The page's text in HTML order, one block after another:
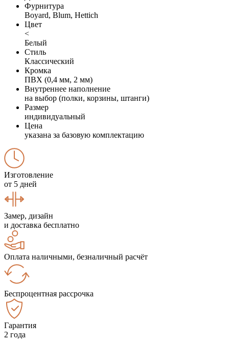
Фурнитура
Boyard, Blum, Hettich
Цвет
<
Белый
Стиль
Классический
Кромка
ПВХ (0,4 мм, 2 мм)
Внутреннее наполнение
на выбор (полки, корзины, штанги)
Размер
индивидуальный
Цена
указана за базовую комплектацию
Изготовление
от 5 дней
Замер, дизайн
и доставка бесплатно
Оплата наличными, безналичный расчёт
Беспроцентная рассрочка
Гарантия
2 года